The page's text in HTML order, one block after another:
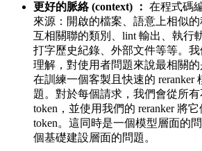
更好的脈絡 (context) ： 在程式碼
來源：開啟的檔案、語意上相似
互相關聯的類別、lint 輸出、執行
打字歷史紀錄、外部文件等等。
理解，對使用者問題來說最相關
在訓練一個客製且快速的 reranker
題。對於每個請求，我們會從所
token，並使用我們的 reranker 將
token。這同時是一個模型層面的
個基礎建設層面的問題。